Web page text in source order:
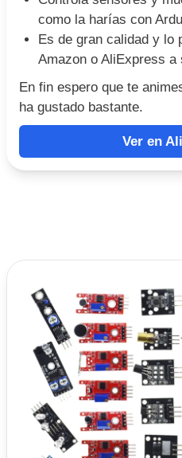
barata y hasta ahorita no me
Es de gran calidad y lo
Amazon o AliExpress a
En fin espero que te
ha gustado bastante.
Ver en